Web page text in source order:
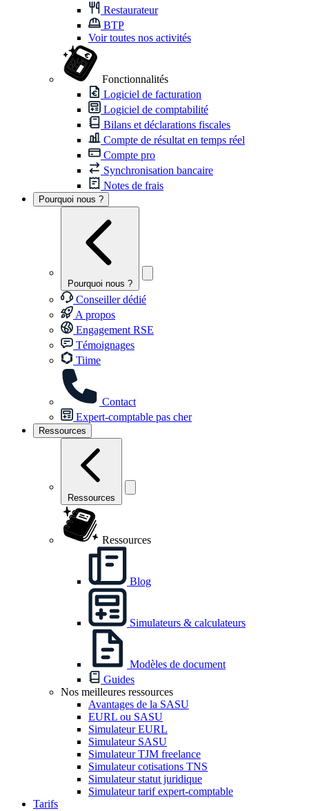
Restaurateur
BTP
Voir toutes nos activités
Fonctionnalités
Logiciel de facturation
Logiciel de comptabilité
Bilans et déclarations fiscales
Compte de résultat en temps réel
Compte pro
Synchronisation bancaire
Notes de frais
Pourquoi nous ?
Pourquoi nous ?
Conseiller dédié
A propos
Engagement RSE
Témoignages
Tiime
Contact
Expert-comptable pas cher
Ressources
Ressources
Ressources
Blog
Simulateurs & calculateurs
Modèles de document
Guides
Nos meilleures ressources
Avantages de la SASU
EURL ou SASU
Simulateur EURL
Simulateur SASU
Simulateur TJM freelance
Simulateur cotisations TNS
Simulateur statut juridique
Simulateur tarif expert-comptable
Tarifs